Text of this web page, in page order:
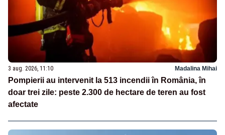
3 aug. 2026, 11:10 Madalina Mihai
Pompierii au intervenit la 513 incendii în România, în
doar trei zile: peste 2.300 de hectare de teren au fost
afectate